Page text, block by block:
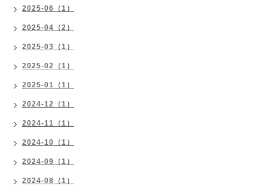
2025-06（1）
2025-04（2）
2025-03（1）
2025-02（1）
2025-01（1）
2024-12（1）
2024-11（1）
2024-10（1）
2024-09（1）
2024-08（1）